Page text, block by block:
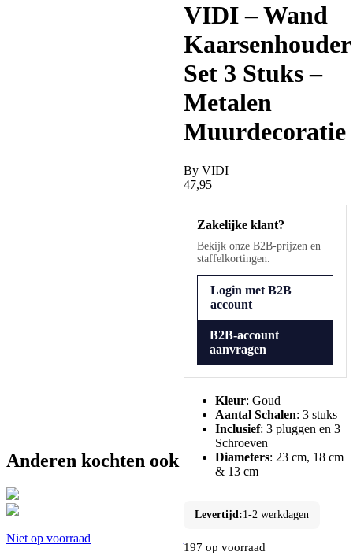
VIDI – Wand
Kaarsenhouder
Set 3 Stuks –
Metalen
Muurdecoratie
By VIDI
47,95
Zakelijke klant?
Bekijk onze B2B-prijzen en
staffelkortingen.
Login met B2B
account
B2B-account
aanvragen
Kleur: Goud
Aantal Schalen: 3 stuks
Inclusief: 3 pluggen en 3
Schroeven
Diameters: 23 cm, 18 cm
& 13 cm
Levertijd:1-2 werkdagen
197 op voorraad
Anderen kochten ook
Niet op voorraad